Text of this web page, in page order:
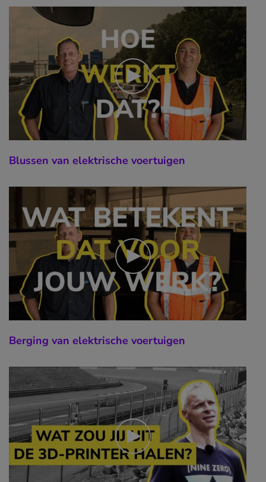
Blussen van elektrische voertuigen
Berging van elektrische voertuigen